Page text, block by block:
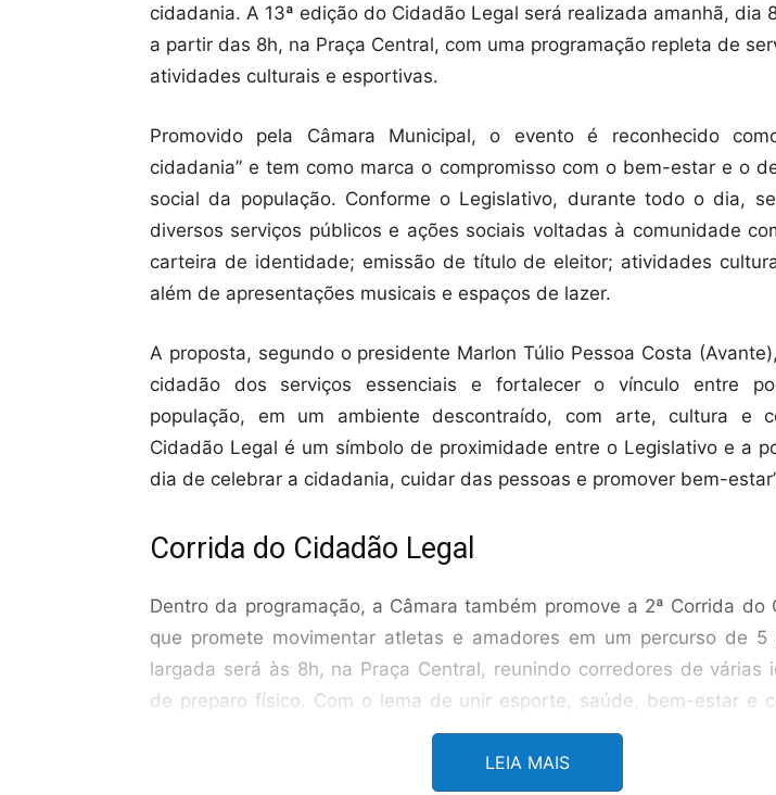
cidadania. A 13ª edição do Cidadão Legal será realizada amanhã, dia
a partir das 8h, na Praça Central, com uma programação repleta de
atividades culturais e esportivas.
Promovido pela Câmara Municipal, o evento é reconhecido
cidadania” e tem como marca o compromisso com o bem-estar e o
social da população. Conforme o Legislativo, durante todo o dia,
diversos serviços públicos e ações sociais voltadas à comunidade
carteira de identidade; emissão de título de eleitor; atividades
além de apresentações musicais e espaços de lazer.
A proposta, segundo o presidente Marlon Túlio Pessoa Costa
cidadão dos serviços essenciais e fortalecer o vínculo entre
população, em um ambiente descontraído, com arte, cultura e
Cidadão Legal é um símbolo de proximidade entre o Legislativo e a
dia de celebrar a cidadania, cuidar das pessoas e promover bem-
Corrida do Cidadão Legal
Dentro da programação, a Câmara também promove a 2ª Corrida do
que promete movimentar atletas e amadores em um percurso de 5
largada será às 8h, na Praça Central, reunindo corredores de várias
de preparo físico. Com o lema de unir esporte, saúde, bem-estar e
cidadã, a corrida reforça valores como respeito, solidariedade e
LEIA MAIS